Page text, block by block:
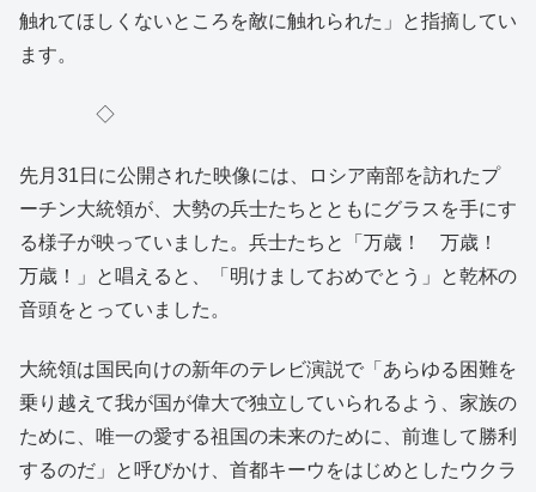
触れてほしくないところを敵に触れられた」と指摘してい
ます。
◇
先月31日に公開された映像には、ロシア南部を訪れたプ
ーチン大統領が、大勢の兵士たちとともにグラスを手にす
る様子が映っていました。兵士たちと「万歳！ 万歳！
万歳！」と唱えると、「明けましておめでとう」と乾杯の
音頭をとっていました。
大統領は国民向けの新年のテレビ演説で「あらゆる困難を
乗り越えて我が国が偉大で独立していられるよう、家族の
ために、唯一の愛する祖国の未来のために、前進して勝利
するのだ」と呼びかけ、首都キーウをはじめとしたウクラ